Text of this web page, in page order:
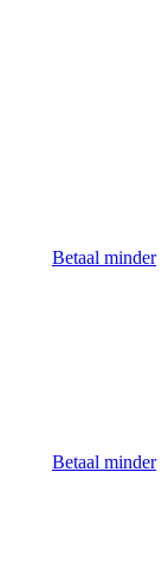
Betaal minder
Betaal minder